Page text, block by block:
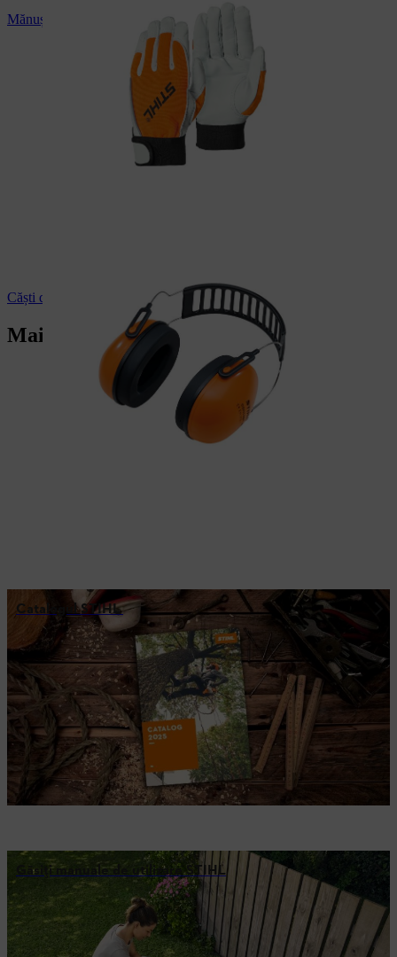
Mănuși de protecție STIHL
Căști de protecție fonică STIHL
Mai multe servicii
Catalogul STIHL
Găsiți manuale de utilizare STIHL